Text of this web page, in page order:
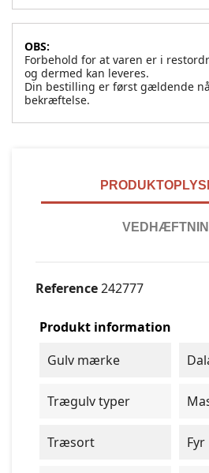
OBS:
Forbehold for at varen er i
og dermed kan leveres.
Din bestilling er først gældende
bekræftelse.
Reference242777
Produkt information
Gulv mærke
Trægulv typer
Træsort Fyr